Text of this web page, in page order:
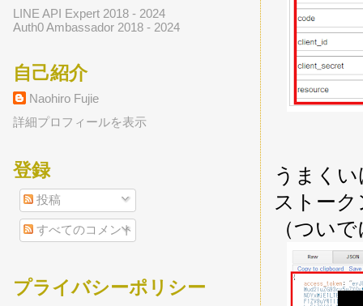
うまく
ストー
（つい
LINE API Expert 2018 - 2024
Auth0 Ambassador 2018 - 2024
自己紹介
Naohiro Fujie
詳細プロフィールを表示
登録
投稿
すべてのコメント
プライバシーポリシー